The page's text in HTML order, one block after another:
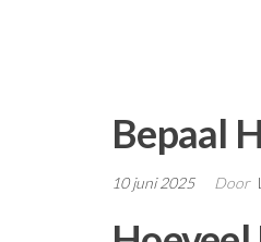
Bepaal
10 juni 2025 Door